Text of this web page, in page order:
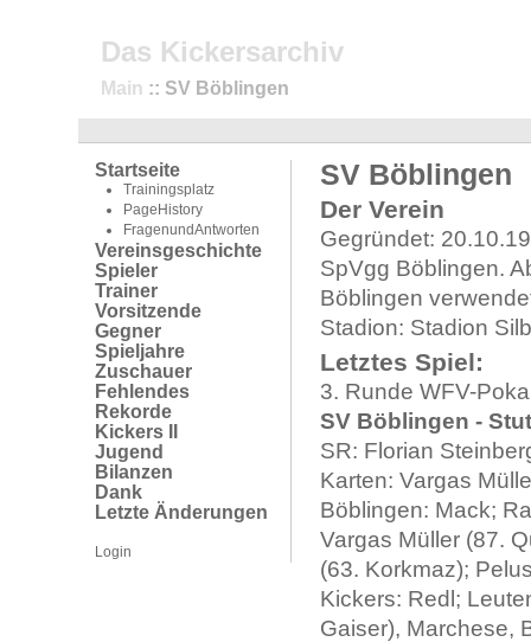
Das Kickersarchiv
Main :: SV Böblingen
Startseite
Trainingsplatz
PageHistory
FragenundAntworten
Vereinsgeschichte
Spieler
Trainer
Vorsitzende
Gegner
Spieljahre
Zuschauer
Fehlendes
Rekorde
Kickers II
Jugend
Bilanzen
Dank
Letzte Änderungen
Login
SV Böblingen
Der Verein
Gegründet:
SpVgg Böblingen.
Böblingen
Stadion: Stadion
Letztes Spiel:
3. Runde WFV-
SV Böblingen -
SR: Florian
Karten: Vargas
Böblingen: Mack;
Vargas Müller (87.
(63. Korkmaz);
Kickers: Redl;
Gaiser), Marchese,